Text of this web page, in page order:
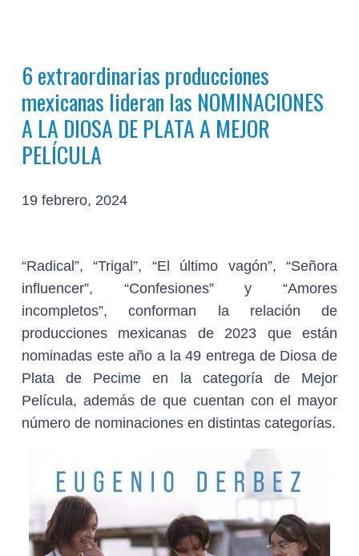
6 extraordinarias producciones
mexicanas lideran las NOMINACIONES
A LA DIOSA DE PLATA A MEJOR
PELÍCULA
19 febrero, 2024
“Radical”, “Trigal”, “El último vagón”, “Señora
influencer”, “Confesiones” y “Amores
incompletos”, conforman la relación de
producciones mexicanas de 2023 que están
nominadas este año a la 49 entrega de Diosa de
Plata de Pecime en la categoría de Mejor
Película, además de que cuentan con el mayor
número de nominaciones en distintas categorías.